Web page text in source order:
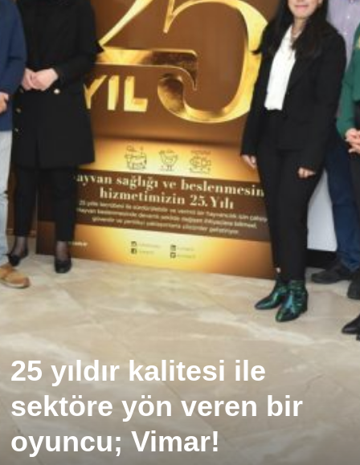
25 yıldır kalitesi ile
sektöre yön veren bir
oyuncu; Vimar!